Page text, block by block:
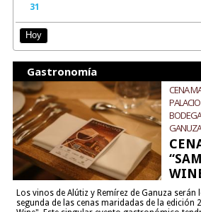
31
Hoy
Gastronomía
CENA
GANUZA
Los vinos de Alútiz y Remírez de Ganuza
segunda de las cenas maridadas de la edición